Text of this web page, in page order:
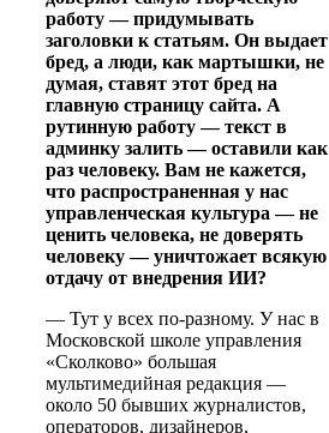
работу — придумывать
заголовки к статьям. Он выдает
бред, а люди, как мартышки, не
думая, ставят этот бред на
главную страницу сайта. А
рутинную работу — текст в
админку залить — оставили как
раз человеку. Вам не кажется,
что распространенная у нас
управленческая культура — не
ценить человека, не доверять
человеку — уничтожает всякую
отдачу от внедрения ИИ?
— Тут у всех по-разному. У нас в
Московской школе управления
«Сколково» большая
мультимедийная редакция —
около 50 бывших журналистов,
операторов, дизайнеров,